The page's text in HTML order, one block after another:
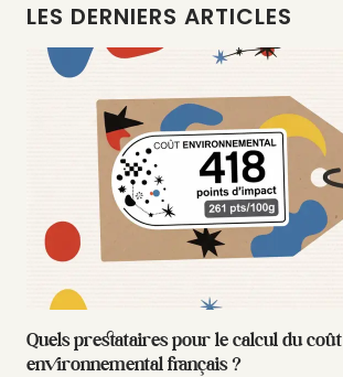
LES DERNIERS ARTICLES
Quels prestataires pour le calcul du coût
environnemental français ?